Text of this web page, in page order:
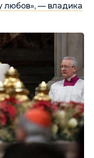
любов», — владика